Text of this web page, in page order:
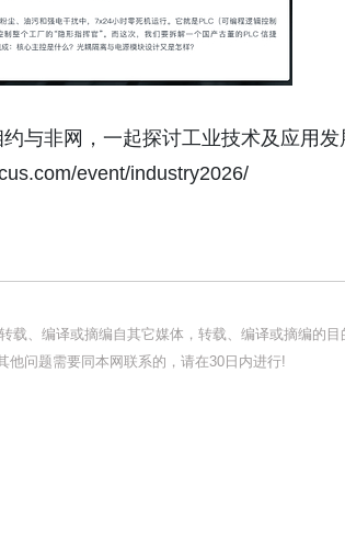
与非网，一起探讨工业技术及应用
event/industry2026/
载、编译或摘编自其它媒体，转载、编译或摘编的
他问题需要同本网联系的，请在30日内进行!